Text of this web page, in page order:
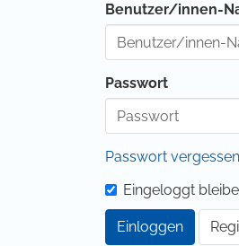
Benutzer/innen-
Passwort
Passwort
Eingeloggt
Einloggen